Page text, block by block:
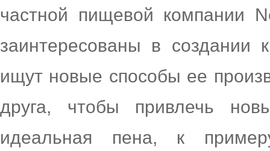
частной пищевой компании
заинтересованы в создании
ищут новые способы ее
друга, чтобы привлечь
идеальная пена, к